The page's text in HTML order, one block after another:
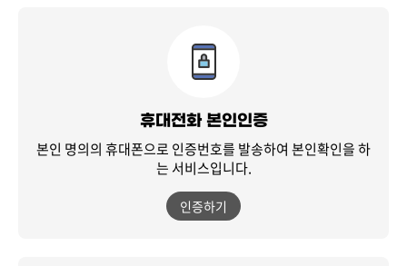
휴대전화 본인인증
본인 명의의 휴대폰으로 인증번호를 발송하여 본인확인을 하
는 서비스입니다.
인증하기